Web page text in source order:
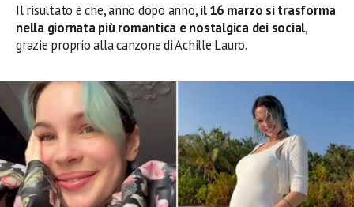
Il risultato è che, anno dopo anno,il 16 marzo si trasforma
nella giornata più romantica e nostalgica dei social,
grazie proprio alla canzone di Achille Lauro.